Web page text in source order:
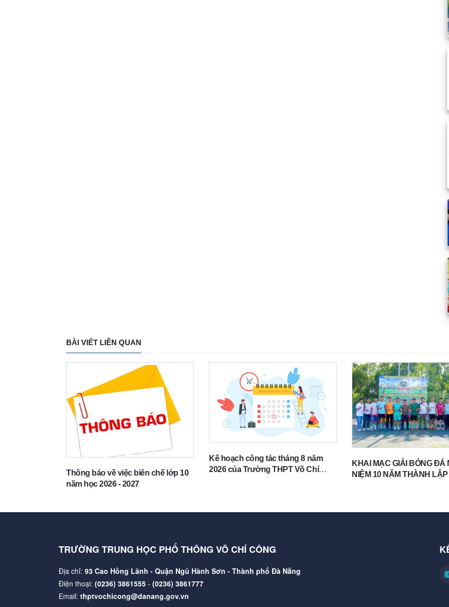
BÀI VIẾT LIÊN QUAN
Thông báo về việc biên chế lớp 10
năm học 2026 - 2027
Kế hoạch công tác tháng 8 năm
2026 của Trường THPT Võ Chí
KHAI MẠC GIẢI BÓNG ĐÁ
NIỆM 10 NĂM THÀNH LẬP
TRƯỜNG TRUNG HỌC PHỔ THÔNG VÕ CHÍ CÔNG
Địa chỉ: 93 Cao Hồng Lãnh - Quận Ngũ Hành Sơn - Thành phố Đà Nẵng
Điện thoại: (0236) 3861555 - (0236) 3861777
Email: thptvochicong@danang.gov.vn